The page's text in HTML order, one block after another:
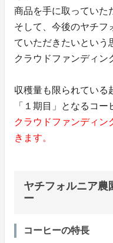
商品を手に取っていた
そして、今後のヤチフ
ていただきたいという
クラウドファンディン
収穫量も限られている
「１期目」となるコー
クラウドファンディン
きます。
ヤチフォルニア農
ー
コーヒーの特長